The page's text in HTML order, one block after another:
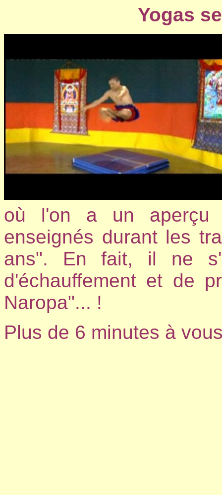
Yogas
où l'on a un aperçu
enseignés durant les
ans". En fait, il ne
d'échauffement et de
Naropa"... !
Plus de 6 minutes à